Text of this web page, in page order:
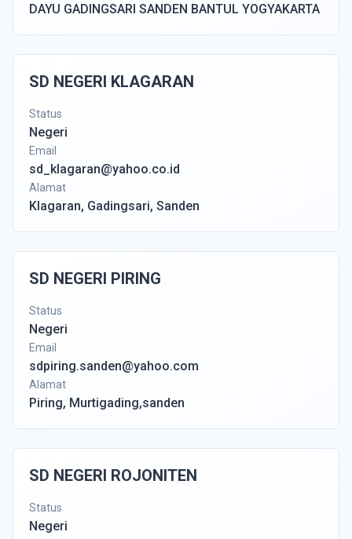
DAYU GADINGSARI SANDEN BANTUL YOGYAKARTA
SD NEGERI KLAGARAN
Status
Negeri
Email
sd_klagaran@yahoo.co.id
Alamat
Klagaran, Gadingsari, Sanden
SD NEGERI PIRING
Status
Negeri
Email
sdpiring.sanden@yahoo.com
Alamat
Piring, Murtigading,sanden
SD NEGERI ROJONITEN
Status
Negeri